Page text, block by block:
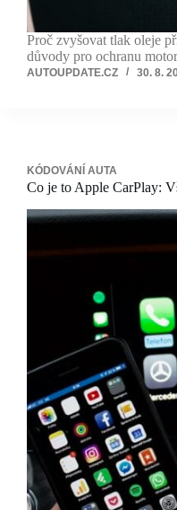
Proč zvyšovat tlak oleje
důvody pro ochranu
AUTOUPDATE.CZ 30. 8.
KÓDOVÁNÍ AUTA
Co je to Apple CarPlay: